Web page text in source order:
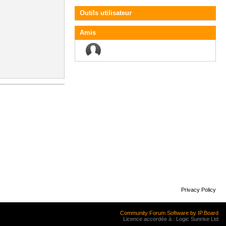
Outils utilisateur
Amis
Privacy Policy
Community Forum Software by IP.Board
Licence accordée à : Logic Sunrise Ltd